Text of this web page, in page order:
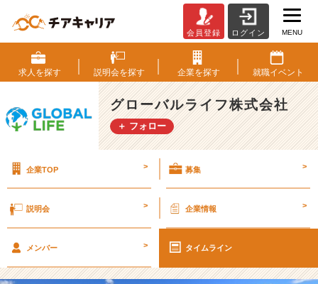
快
な
仲
間
た
ち"G
ザ
ロ
ル
会員登録 ログイン MENU
求人を探す 説明会を探す 企業を探す 就職イベント
グローバルライフ株式会社
＋ フォロー
企業TOP > 募集 >
説明会 > 企業情報 >
メンバー > タイムライン